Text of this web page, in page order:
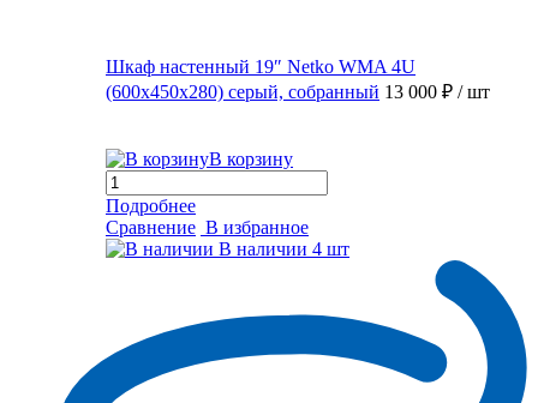
Шкаф настенный 19″ Netko WMA 4U
(600x450x280) серый, собранный 13 000 ₽ / шт
В корзину
Подробнее
Сравнение В избранное
В наличии 4 шт